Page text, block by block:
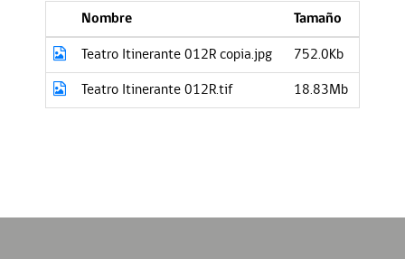
Nombre Tamaño
Teatro Itinerante 012R copia.jpg 752.0Kb
Teatro Itinerante 012R.tif 18.83Mb